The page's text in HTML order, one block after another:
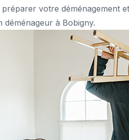
votre déménagement
déménageur à Bobigny.